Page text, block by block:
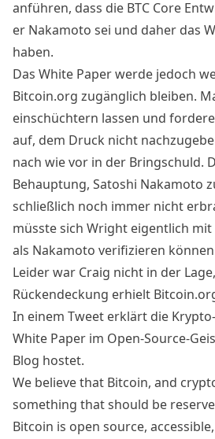
anführen, dass die BTC Core
er Nakamoto sei und daher das
haben.
Das White Paper werde jedoch
Bitcoin.org zugänglich bleiben.
einschüchtern lassen und
auf, dem Druck nicht
nach wie vor in der Bringschuld.
Behauptung, Satoshi Nakamoto
schließlich noch immer nicht
müsste sich Wright eigentlich mit
als Nakamoto verifizieren
Leider war Craig nicht in der
Rückendeckung erhielt
In einem Tweet erklärt die
White Paper im Open-Source-
Blog hostet.
We believe that Bitcoin, and
something that should be
Bitcoin is open source,